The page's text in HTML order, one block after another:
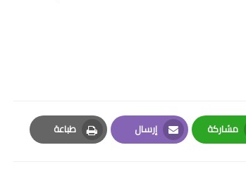
مشاركة
Whatsapp
إرسال
Email
طباعة
Print